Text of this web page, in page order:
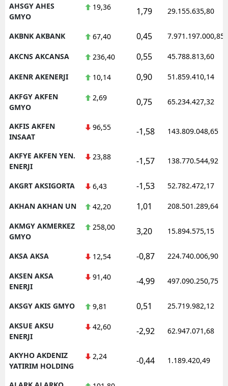
AHSGY AHES
GMYO
19,36 1,79 29.155.635,80
AKBNK AKBANK 67,40 0,45 7.971.197.000,85
AKCNS AKCANSA 236,40 0,55 45.788.813,60
AKENR AKENERJI 10,14 0,90 51.859.410,14
AKFGY AKFEN
GMYO
2,69 0,75 65.234.427,32
AKFIS AKFEN
INSAAT
96,55 -1,58 143.809.048,65
AKFYE AKFEN YEN.
ENERJI
23,88 -1,57 138.770.544,92
AKGRT AKSIGORTA 6,43 -1,53 52.782.472,17
AKHAN AKHAN UN 42,20 1,01 208.501.289,64
AKMGY AKMERKEZ
GMYO
258,00 3,20 15.894.575,15
AKSA AKSA 12,54 -0,87 224.740.006,90
AKSEN AKSA
ENERJI
91,40 -4,99 497.090.250,75
AKSGY AKIS GMYO 9,81 0,51 25.719.982,12
AKSUE AKSU
ENERJI
42,60 -2,92 62.947.071,68
AKYHO AKDENIZ
YATIRIM HOLDING
2,24 -0,44 1.189.420,49